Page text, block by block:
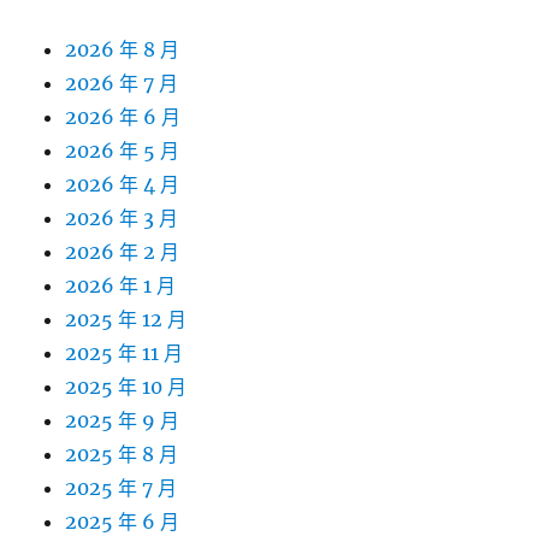
2026 年 8 月
2026 年 7 月
2026 年 6 月
2026 年 5 月
2026 年 4 月
2026 年 3 月
2026 年 2 月
2026 年 1 月
2025 年 12 月
2025 年 11 月
2025 年 10 月
2025 年 9 月
2025 年 8 月
2025 年 7 月
2025 年 6 月